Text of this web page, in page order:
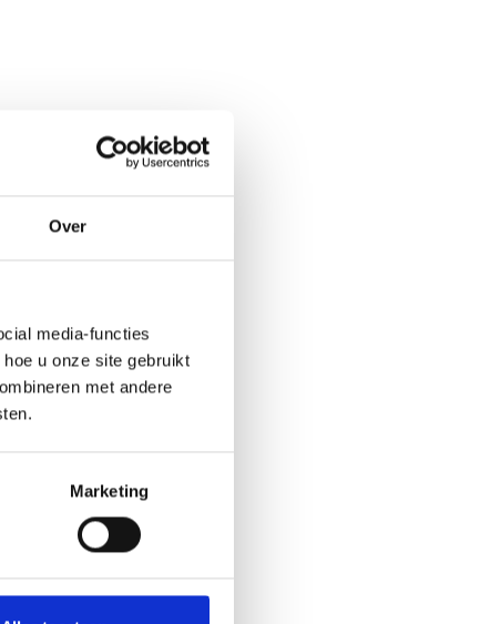
Over
media-functies
u onze site gebruikt
met andere
Marketing